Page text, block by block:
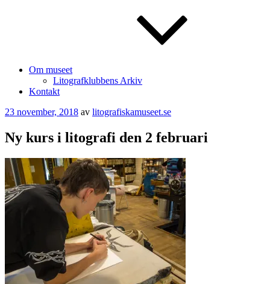
Om museet
Litografklubbens Arkiv
Kontakt
Publicerat
23 november, 2018 av litografiskamuseet.se
Ny kurs i litografi den 2 februari